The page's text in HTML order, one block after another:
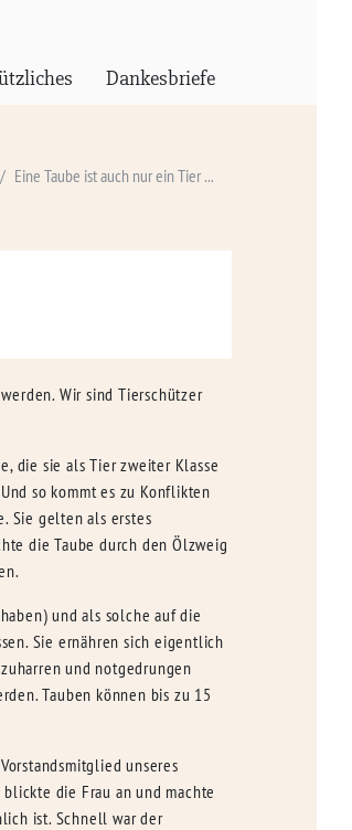
Dankesbriefe
Eine Taube ist auch nur ein Tier ...
Wir sind Tierschützer
die sie als Tier zweiter Klasse
so kommt es zu Konflikten
Sie gelten als erstes
die Taube durch den Ölzweig
und als solche auf die
Sie ernähren sich eigentlich
und notgedrungen
Tauben können bis zu 15
unseres
die Frau an und machte
ist. Schnell war der